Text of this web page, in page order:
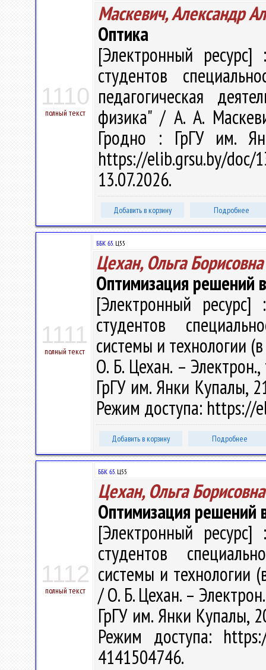
1110
полный текст
Маскевич, Александр
Оптика
[Электронный ресурс]
студентов
педагогическая
физика" / А. А.
Гродно : ГрГУ им.
https://elib.grsu.by/
13.07.2026.
Добавить в корзину Подробнее
1111
полный текст
ББК 65.Ц55
Цехан, Ольга Борисовна
Оптимизация решений
[Электронный ресурс]
студентов
системы и технологии
О. Б. Цехан. –
ГрГУ им. Янки Купалы,
Режим доступа: https://
Добавить в корзину Подробнее
1112
полный текст
ББК 65.Ц55
Цехан, Ольга Борисовна
Оптимизация решений
[Электронный ресурс]
студентов
системы и технологии
/ О. Б. Цехан. –
ГрГУ им. Янки Купалы,
Режим доступа:
4141504746.